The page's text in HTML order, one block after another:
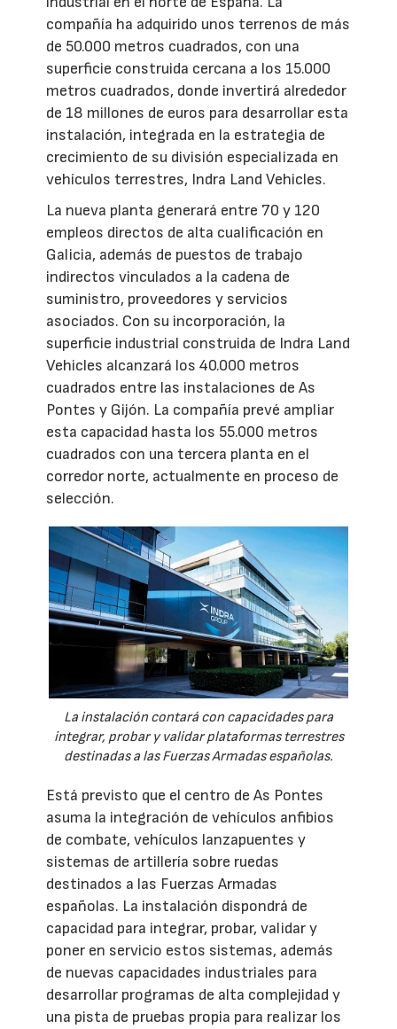
compañía ha adquirido unos terrenos de más
de 50.000 metros cuadrados, con una
superficie construida cercana a los 15.000
metros cuadrados, donde invertirá alrededor
de 18 millones de euros para desarrollar esta
instalación, integrada en la estrategia de
crecimiento de su división especializada en
vehículos terrestres, Indra Land Vehicles.
La nueva planta generará entre 70 y 120
empleos directos de alta cualificación en
Galicia, además de puestos de trabajo
indirectos vinculados a la cadena de
suministro, proveedores y servicios
asociados. Con su incorporación, la
superficie industrial construida de Indra Land
Vehicles alcanzará los 40.000 metros
cuadrados entre las instalaciones de As
Pontes y Gijón. La compañía prevé ampliar
esta capacidad hasta los 55.000 metros
cuadrados con una tercera planta en el
corredor norte, actualmente en proceso de
selección.
La instalación contará con capacidades para
integrar, probar y validar plataformas terrestres
destinadas a las Fuerzas Armadas españolas.
Está previsto que el centro de As Pontes
asuma la integración de vehículos anfibios
de combate, vehículos lanzapuentes y
sistemas de artillería sobre ruedas
destinados a las Fuerzas Armadas
españolas. La instalación dispondrá de
capacidad para integrar, probar, validar y
poner en servicio estos sistemas, además
de nuevas capacidades industriales para
desarrollar programas de alta complejidad y
una pista de pruebas propia para realizar los